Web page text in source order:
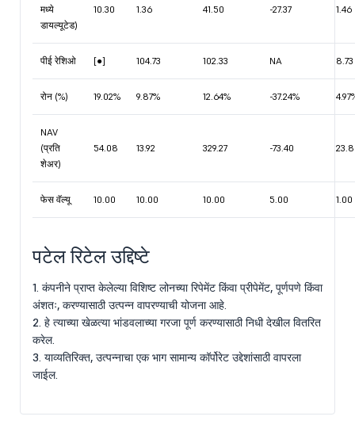
मध्ये
डायल्यूटेड)
10.30 1.36 41.50 -27.37 1.46
पीई रेशिओ [●] 104.73 102.33 NA 8.73
रोन (%) 19.02% 9.87% 12.64% -37.24%
NAV
(प्रति
शेअर)
54.08 13.92 329.27 -73.40
फेस वॅल्यू 10.00 10.00 10.00 5.00 1.00
पटेल रिटेल उद्दिष्टे
1. कंपनीने प्राप्त केलेल्या विशिष्ट लोनच्या रिपेमेंट किंवा प्रीपेमेंट, पूर्णपणे किंवा
अंशतः, करण्यासाठी उत्पन्न वापरण्याची योजना आहे.
2. हे त्याच्या खेळत्या भांडवलाच्या गरजा पूर्ण करण्यासाठी निधी देखील वितरित
करेल.
3. याव्यतिरिक्त, उत्पन्नाचा एक भाग सामान्य कॉर्पोरेट उद्देशांसाठी वापरला
जाईल.